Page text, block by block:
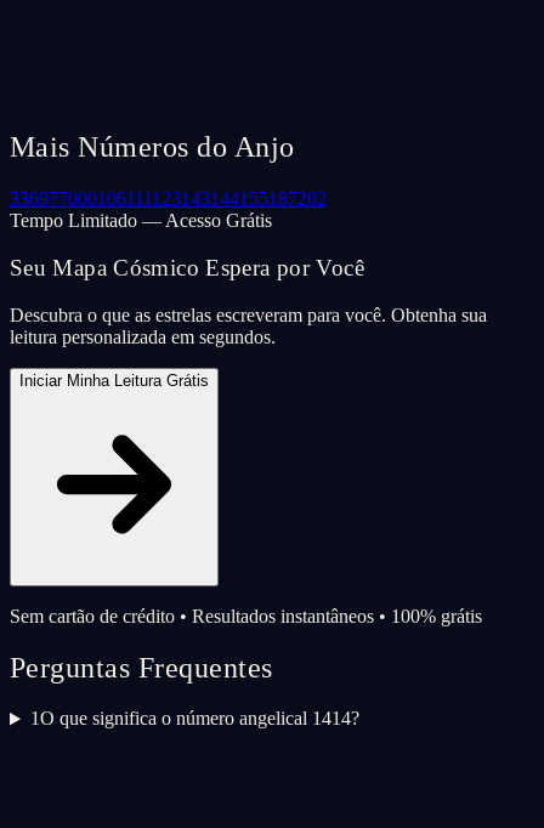
Mais Números do Anjo
336977000106111123143144155187202
Tempo Limitado — Acesso Grátis
Seu Mapa Cósmico Espera por Você
Descubra o que as estrelas escreveram para você. Obtenha sua
leitura personalizada em segundos.
Iniciar Minha Leitura Grátis
Sem cartão de crédito • Resultados instantâneos • 100% grátis
Perguntas Frequentes
1O que significa o número angelical 1414?